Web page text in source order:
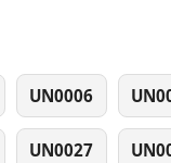
UN0006
UN0027